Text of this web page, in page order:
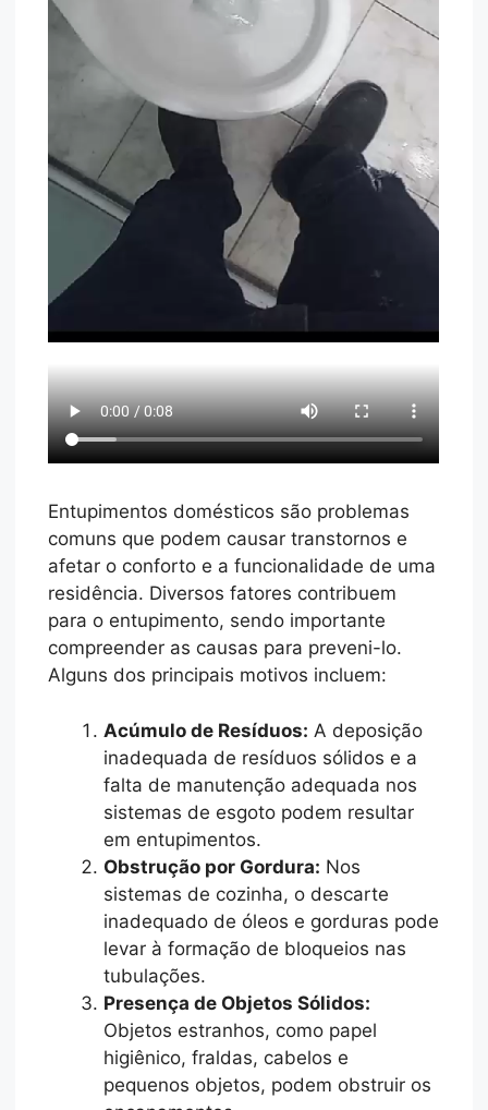
Entupimentos domésticos são problemas
comuns que podem causar transtornos e
afetar o conforto e a funcionalidade de uma
residência. Diversos fatores contribuem
para o entupimento, sendo importante
compreender as causas para preveni-lo.
Alguns dos principais motivos incluem:
Acúmulo de Resíduos: A deposição
inadequada de resíduos sólidos e a
falta de manutenção adequada nos
sistemas de esgoto podem resultar
em entupimentos.
Obstrução por Gordura: Nos
sistemas de cozinha, o descarte
inadequado de óleos e gorduras pode
levar à formação de bloqueios nas
tubulações.
Presença de Objetos Sólidos:
Objetos estranhos, como papel
higiênico, fraldas, cabelos e
pequenos objetos, podem obstruir os